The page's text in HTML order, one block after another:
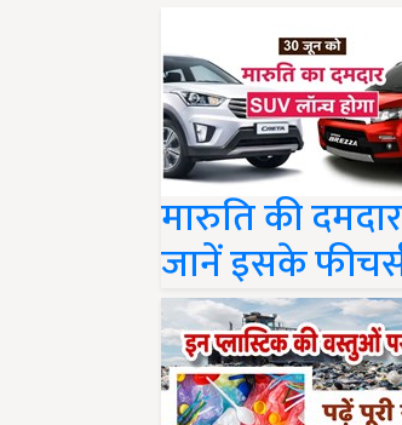
मारुति की
जानें इसके